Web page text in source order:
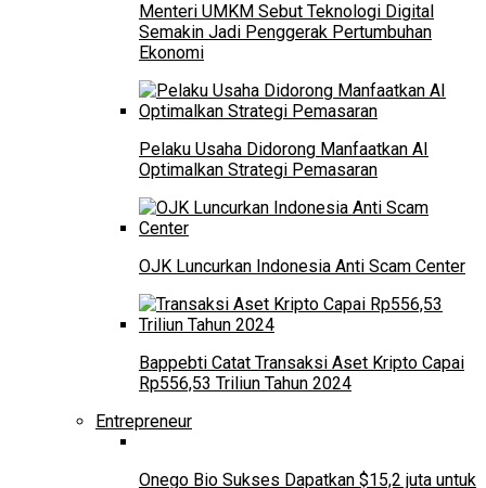
Menteri UMKM Sebut Teknologi Digital
Semakin Jadi Penggerak Pertumbuhan
Ekonomi
Pelaku Usaha Didorong Manfaatkan AI
Optimalkan Strategi Pemasaran
OJK Luncurkan Indonesia Anti Scam Center
Bappebti Catat Transaksi Aset Kripto Capai
Rp556,53 Triliun Tahun 2024
Entrepreneur
Onego Bio Sukses Dapatkan $15,2 juta untuk